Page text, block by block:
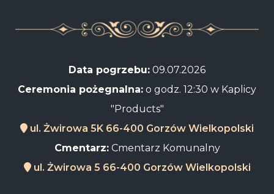
Data pogrzebu: 09.07.2026
Ceremonia pożegnalna: o godz. 12:30 w Kaplicy
"Products"
ul. Żwirowa 5K 66-400 Gorzów Wielkopolski
Cmentarz:Cmentarz Komunalny
ul. Żwirowa 5 66-400 Gorzów Wielkopolski